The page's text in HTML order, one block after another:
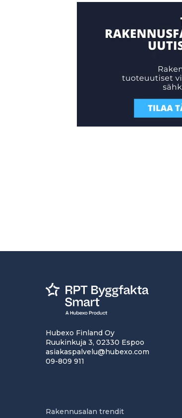
Hubexo Finland Oy
Ruukinkuja 3, 02330 Espoo
asiakaspalvelu@hubexo.com
09-809 911
Rakennusalan trendit